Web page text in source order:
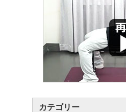
カテゴリー